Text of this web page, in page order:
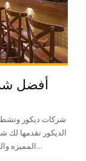
أفضل
شركات ديكور
الديكور تقدمها لك
المميزه والرائدة فى تقديم أحدث صيحات الديكور العالمية بسعر...